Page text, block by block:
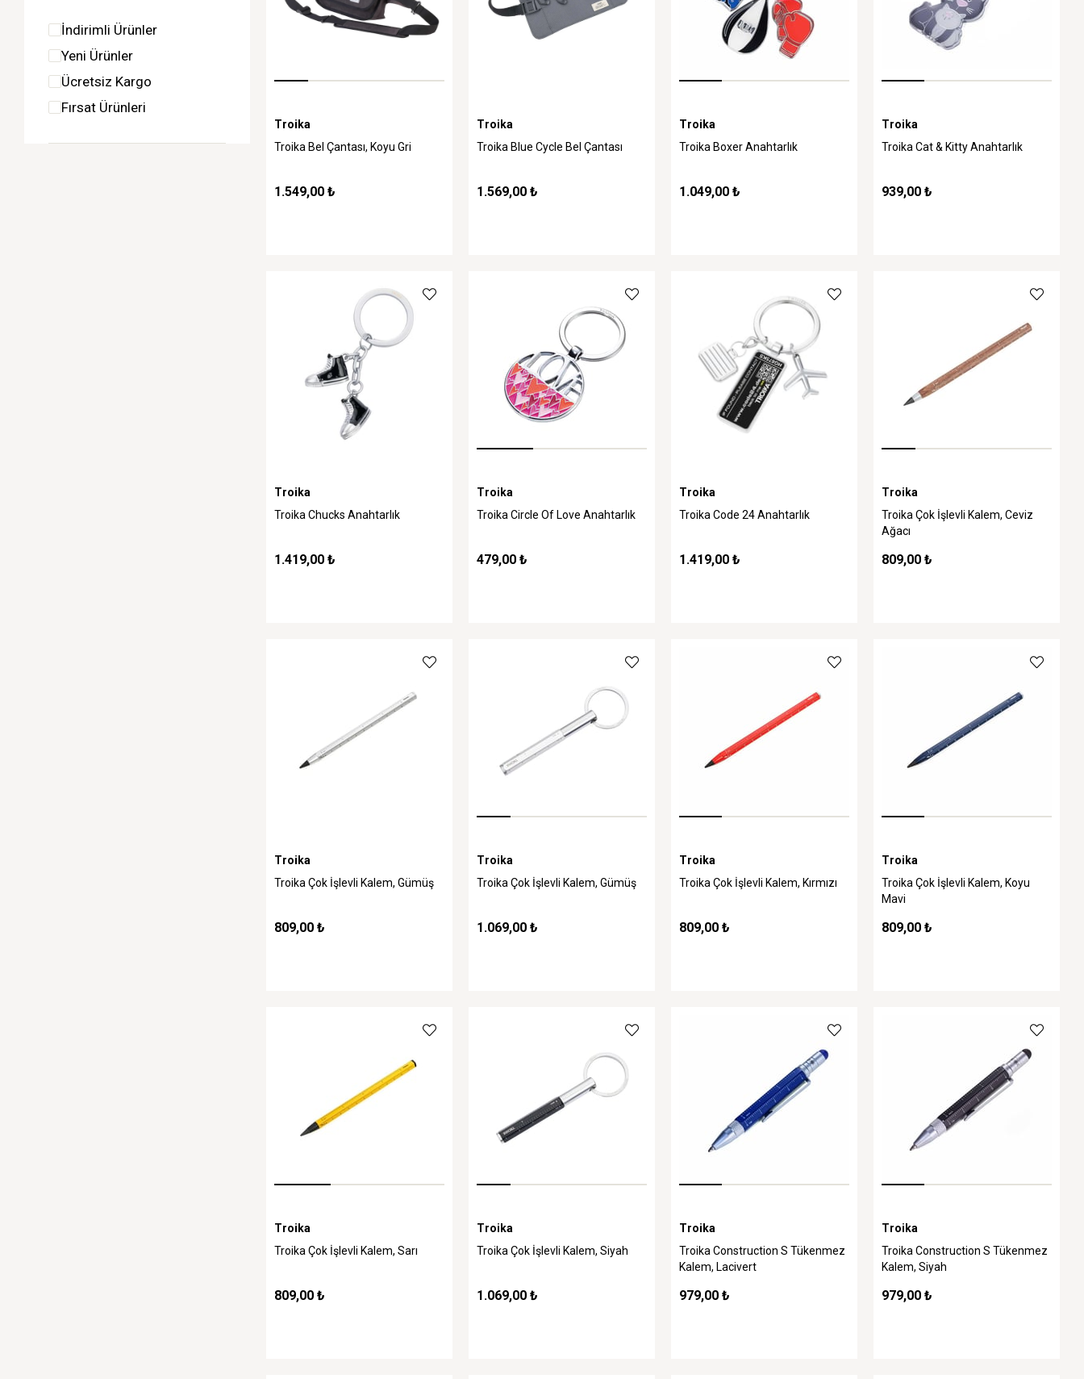
İndirimli Ürünler
Yeni Ürünler
Ücretsiz Kargo
Fırsat Ürünleri
Troika
Troika Bel Çantası, Koyu Gri
1.549,00 ₺
Troika
Troika Blue Cycle Bel Çantası
1.569,00 ₺
Troika
Troika Boxer Anahtarlık
1.049,00 ₺
Troika
Troika Cat & Kitty Anahtarlık
939,00 ₺
Troika
Troika Chucks Anahtarlık
1.419,00 ₺
Troika
Troika Circle Of Love Anahtarlık
479,00 ₺
Troika
Troika Code 24 Anahtarlık
1.419,00 ₺
Troika
Troika Çok İşlevli Kalem, Ceviz
Ağacı
809,00 ₺
Troika
Troika Çok İşlevli Kalem, Gümüş
809,00 ₺
Troika
Troika Çok İşlevli Kalem, Gümüş
1.069,00 ₺
Troika
Troika Çok İşlevli Kalem, Kırmızı
809,00 ₺
Troika
Troika Çok İşlevli Kalem, Koyu
Mavi
809,00 ₺
Troika
Troika Çok İşlevli Kalem, Sarı
809,00 ₺
Troika
Troika Çok İşlevli Kalem, Siyah
1.069,00 ₺
Troika
Troika Construction S Tükenmez
Kalem, Lacivert
979,00 ₺
Troika
Troika Construction S Tükenmez
Kalem, Siyah
979,00 ₺